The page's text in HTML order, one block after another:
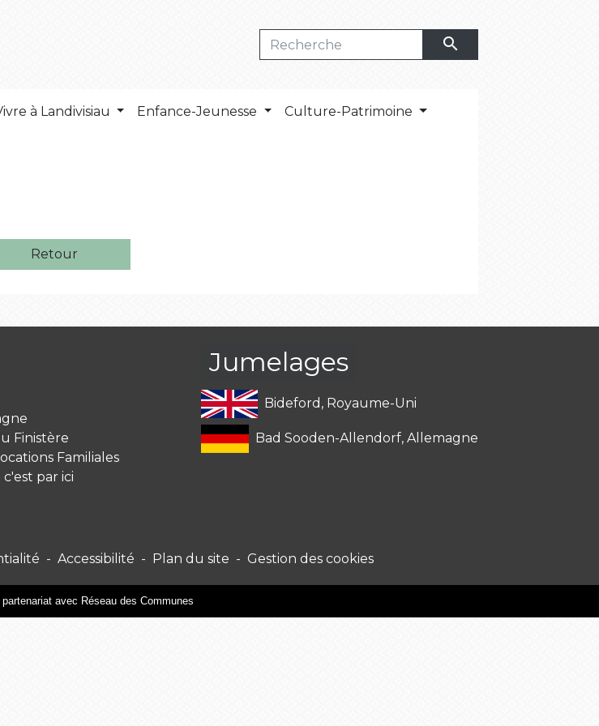
search
à Landivisiau Enfance-Jeunesse Culture-Patrimoine
Retour
Finistère
Familiales
par ici
Jumelages
Bideford, Royaume-Uni
Bad Sooden-Allendorf, Allemagne
- Accessibilité - Plan du site - Gestion des cookies
avec Réseau des Communes